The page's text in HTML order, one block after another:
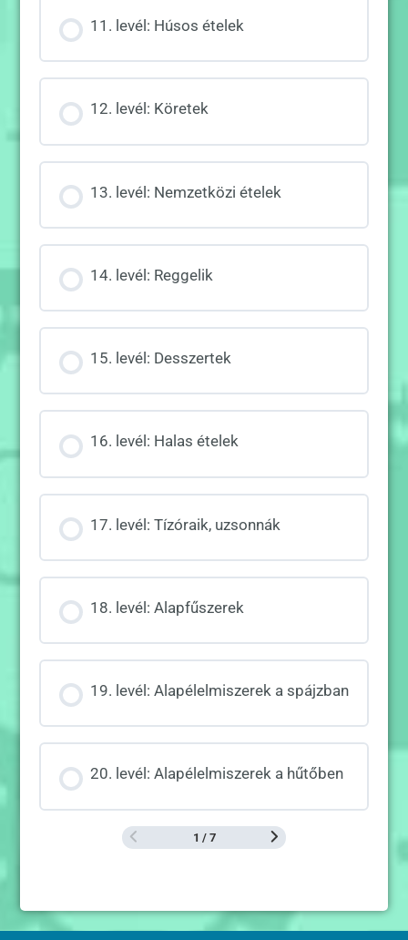
11. levél: Húsos ételek
12. levél: Köretek
13. levél: Nemzetközi ételek
14. levél: Reggelik
15. levél: Desszertek
16. levél: Halas ételek
17. levél: Tízóraik, uzsonnák
18. levél: Alapfűszerek
19. levél: Alapélelmiszerek a spájzban
20. levél: Alapélelmiszerek a hűtőben
1 / 7